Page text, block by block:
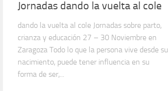
Jornadas dando la vuelta al cole
dando la vuelta al cole Jornadas sobre parto,
crianza y educación 27 – 30 Noviembre en
Zaragoza Todo lo que la persona vive desde su
nacimiento, puede tener influencia en su
forma de ser,...